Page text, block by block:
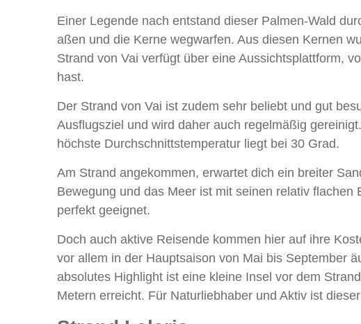
Einer Legende nach entstand dieser Palmen-Wald
aßen und die Kerne wegwarfen. Aus diesen Kernen
Strand von Vai verfügt über eine Aussichtsplattform,
hast.
Der Strand von Vai ist zudem sehr beliebt und gut
Ausflugsziel und wird daher auch regelmäßig
höchste Durchschnittstemperatur liegt bei 30 Grad.
Am Strand angekommen, erwartet dich ein breiter
Bewegung und das Meer ist mit seinen relativ
perfekt geeignet.
Doch auch aktive Reisende kommen hier auf ihre
vor allem in der Hauptsaison von Mai bis September
absolutes Highlight ist eine kleine Insel vor dem
Metern erreicht. Für Naturliebhaber und Aktiv ist